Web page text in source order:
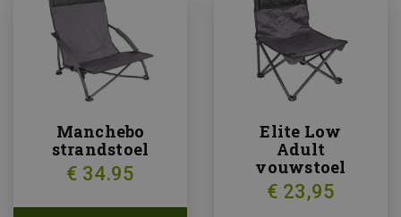
Manchebo
strandstoel
€ 34.95
Elite Low
Adult
vouwstoel
€ 23,95